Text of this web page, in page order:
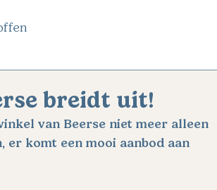
breidt uit!
van Beerse niet meer alleen
komt een mooi aanbod aan